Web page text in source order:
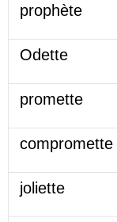
prophète
Odette
promette
compromette
joliette